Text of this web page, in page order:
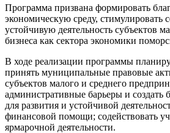
Программа призвана формировать
экономическую среду, стимулировать
устойчивую деятельность субъектов
бизнеса как сектора экономики
В ходе реализации программы
принять муниципальные правовые
субъектов малого и среднего
административные барьеры и создать
для развития и устойчивой
финансовой помощи; содействовать
ярмарочной деятельности.